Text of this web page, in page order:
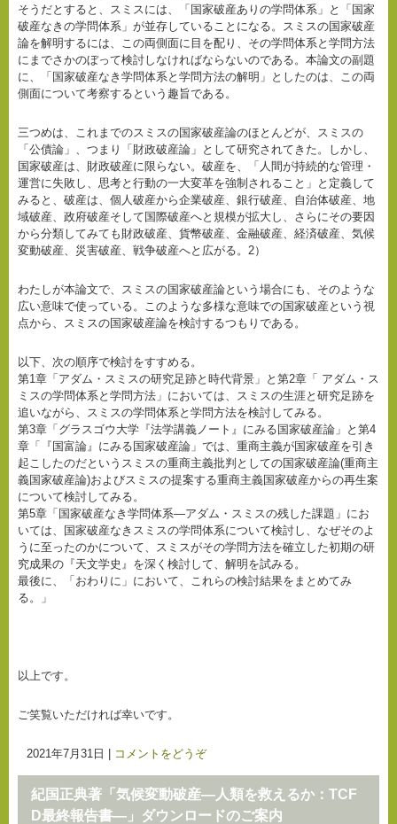
そうだとすると、スミスには、「国家破産ありの学問体系」と「国家
破産なきの学問体系」が並存していることになる。スミスの国家破産
論を解明するには、この両側面に目を配り、その学問体系と学問方法
にまでさかのぼって検討しなければならないのである。本論文の副題
に、「国家破産なき学問体系と学問方法の解明」としたのは、この両
側面について考察するという趣旨である。
三つめは、これまでのスミスの国家破産論のほとんどが、スミスの
「公債論」、つまり「財政破産論」として研究されてきた。しかし、
国家破産は、財政破産に限らない。破産を、「人間が持続的な管理・
運営に失敗し、思考と行動の一大変革を強制されること」と定義して
みると、破産は、個人破産から企業破産、銀行破産、自治体破産、地
域破産、政府破産そして国際破産へと規模が拡大し、さらにその要因
から分類してみても財政破産、貨幣破産、金融破産、経済破産、気候
変動破産、災害破産、戦争破産へと広がる。2）
わたしが本論文で、スミスの国家破産論という場合にも、そのような
広い意味で使っている。このような多様な意味での国家破産という視
点から、スミスの国家破産論を検討するつもりである。
以下、次の順序で検討をすすめる。
第1章「アダム・スミスの研究足跡と時代背景」と第2章「 アダム・ス
ミスの学問体系と学問方法」においては、スミスの生涯と研究足跡を
追いながら、スミスの学問体系と学問方法を検討してみる。
第3章「グラスゴウ大学『法学講義ノート』にみる国家破産論」と第4
章「『国富論』にみる国家破産論」では、重商主義が国家破産を引き
起こしたのだというスミスの重商主義批判としての国家破産論(重商主
義国家破産論)およびスミスの提案する重商主義国家破産からの再生案
について検討してみる。
第5章「国家破産なき学問体系―アダム・スミスの残した課題」にお
いては、国家破産なきスミスの学問体系について検討し、なぜそのよ
うに至ったのかについて、スミスがその学問方法を確立した初期の研
究成果の『天文学史』を深く検討して、解明を試みる。
最後に、「おわりに」において、これらの検討結果をまとめてみ
る。」
以上です。
ご笑覧いただければ幸いです。
2021年7月31日 コメントをどうぞ
紀国正典著「気候変動破産―人類を救えるか：TCF
D最終報告書―」ダウンロードのご案内